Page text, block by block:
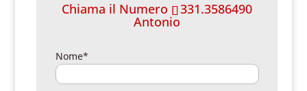
Chiama il Numero 331.3586490
Antonio
Nome*